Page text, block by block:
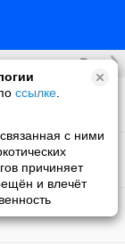
ссылке
с ними
причиняет
и влечёт
Все